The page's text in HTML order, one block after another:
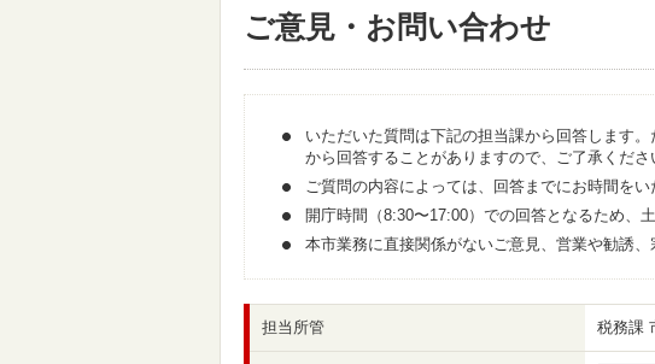
ご意見・お問い合わせ
いただいた質問は下記の担当課から回答します
から回答することがありますので、ご了承くださ
ご質問の内容によっては、回答までにお時間をい
開庁時間（8:30〜17:00）での回答となるため、
本市業務に直接関係がないご意見、営業や勧誘
担当所管 税務課